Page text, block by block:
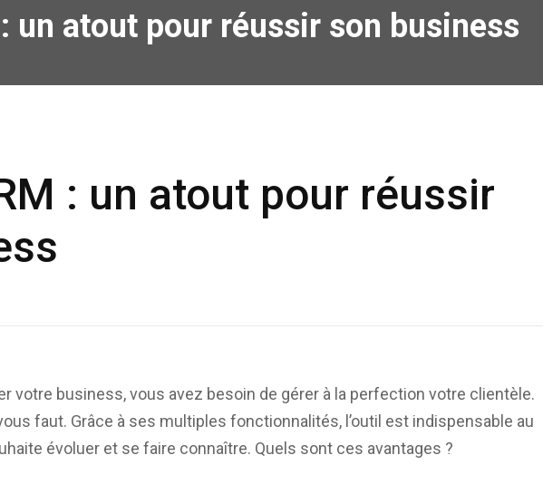
un atout pour réussir son business
: un atout pour réussir
votre business, vous avez besoin de gérer à la perfection votre clientèle.
faut. Grâce à ses multiples fonctionnalités, l’outil est indispensable au
évoluer et se faire connaître. Quels sont ces avantages ?